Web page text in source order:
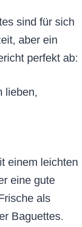
sind für sich
aber ein
perfekt ab:
lieben,
einem leichten
eine gute
als
Baguettes.